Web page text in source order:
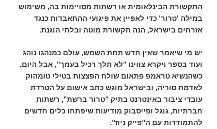
התקשורת הבינלאומית או רשתות מסויימות בה, משימוש
במילה 'טרור' כדי לאפיין את פיגועי ההתאבדות כנגד
אזרחים בישראל, הנה תקשורת מוטה ובלתי הוגנת.
יש מי שיאמר שאין חדש תחת השמש, עולם כמנהגו נוהג
ועוד בספר ויקרא צווינו "לא תלך רכיל בעמך", אבל היום,
כשהנשיא טראמפ פתאום שולח הפצצות בטילי טומהוק
לאדמת סוריה, ובישראל מוגש כתב אישום על הטרדת
עובדי ציבור באינטרנט בתיק "טרור ברשת", רשתות
חברתיות, גוגל ופייסבוק מודיעות שיפתחו כלים חדשים
להתמודדות עם ה"פייק ניוז".